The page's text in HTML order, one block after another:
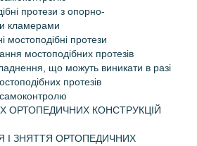
протези з опорно-
кламерами
мостоподібні протези
мостоподібних протезів
що можуть виникати в разі
протезів
ОРТОПЕДИЧНИХ КОНСТРУКЦІЙ
І ЗНЯТТЯ ОРТОПЕДИЧНИХ